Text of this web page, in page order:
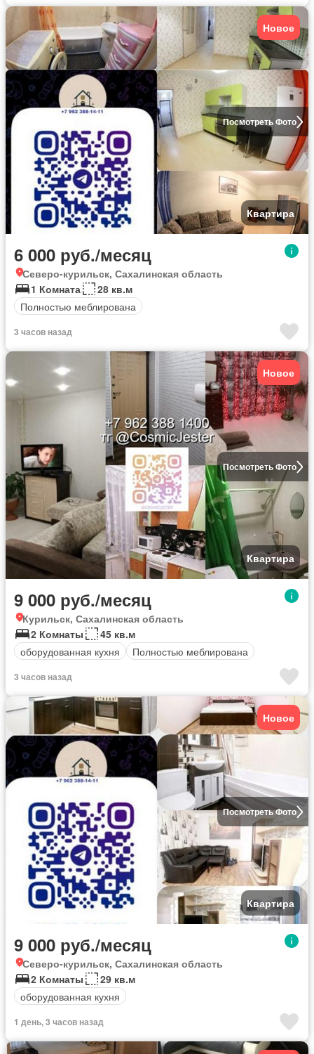
Посмотреть Фото
Новое
Квартира
6 000 руб./месяц
Северо-курильск, Сахалинская область
1 Комната
28 кв.м
Полностью меблирована
3 часов назад
Посмотреть Фото
Новое
Квартира
9 000 руб./месяц
Курильск, Сахалинская область
2 Комнаты
45 кв.м
оборудованная кухня
Полностью меблирована
3 часов назад
Посмотреть Фото
Новое
Квартира
9 000 руб./месяц
Северо-курильск, Сахалинская область
2 Комнаты
29 кв.м
оборудованная кухня
1 день, 3 часов назад